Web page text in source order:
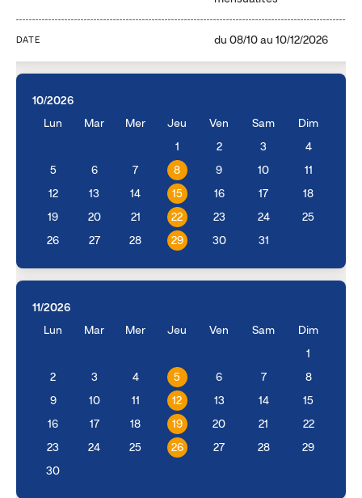
DATE du 08/10au 10/12/2026
10/2026
Lun
Mar Mer Jeu Ven Sam Dim
1 2 3 4
5 6 7 8 9 10 11
12 13 14 15 16 17 18
19 20 21 22 23 24 25
26 27 28 29 30 31
11/2026
Lun
Mar Mer Jeu Ven Sam Dim
1
2 3 4 5 6 7 8
9 10 11 12 13 14 15
16 17 18 19 20 21 22
23 24 25 26 27 28 29
30